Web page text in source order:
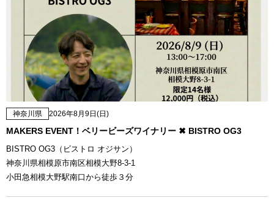
神奈川県 2026年8月9日(日)
MAKERS EVENT！ベリービーズワイナリー ✖ BISTRO OG3
BISTRO OG3（ビストロ オジサン）
神奈川県相模原市南区相模大野8-3-1
小田急相模大野駅南口から徒歩３分